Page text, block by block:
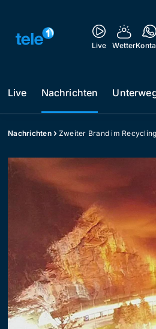
Live Wetter
Live Nachrichten
Nachrichten Zweiter Brand im